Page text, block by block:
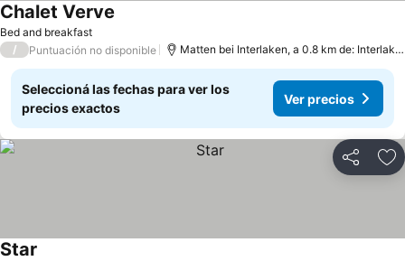
Bed and breakfast
Chalet Verve
/ Puntuación no disponible Matten bei Interlaken, a 0.8 km de:
Seleccioná las fechas para ver los
precios exactos
Ver precios
Compartir
Star